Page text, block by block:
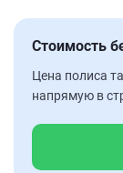
Стоимость
Цена полиса
напрямую в